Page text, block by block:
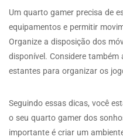
Um quarto gamer precisa de
equipamentos e permitir
Organize a disposição dos
disponível. Considere
estantes para organizar os
Seguindo essas dicas, você
o seu quarto gamer dos
importante é criar um